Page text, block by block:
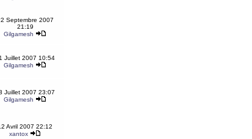
Septembre 2007
21:19
Gilgamesh
Juillet 2007 10:54
Gilgamesh
Juillet 2007 23:07
Gilgamesh
Avril 2007 22:12
xantox